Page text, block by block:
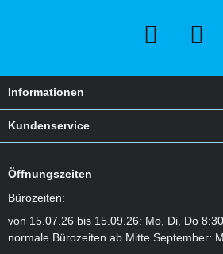
Informationen
Kundenservice
Öffnungszeiten
Bürozeiten:
von 15.07.26 bis 15.09.26: Mo, Di, Do
normale Bürozeiten ab Mitte September: